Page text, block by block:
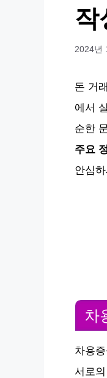
작
2024년
돈 거
에서
순한
주요
안심
차
차용
서로